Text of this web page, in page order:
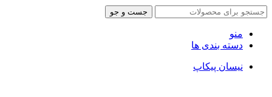
جست و جو
منو
دسته بندی ها
نیسان پیکاپ